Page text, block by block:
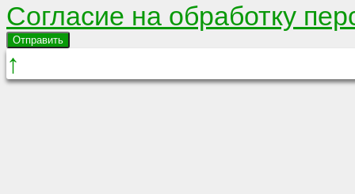
Согласие на обработку
Отправить
↑